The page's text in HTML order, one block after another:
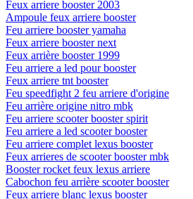
Feux arriere booster 2003
Ampoule feux arriere booster
Feu arriere booster yamaha
Feux arriere booster next
Feux arrière booster 1999
Feu arriere a led pour booster
Feux arriere tnt booster
Feu speedfight 2 feu arriere d'origine
Feu arrière origine nitro mbk
Feu arriere scooter booster spirit
Feu arriere a led scooter booster
Feu arriere complet lexus booster
Feux arrieres de scooter booster mbk
Booster rocket feux lexus arriere
Cabochon feu arrière scooter booster
Feux arriere blanc lexus booster